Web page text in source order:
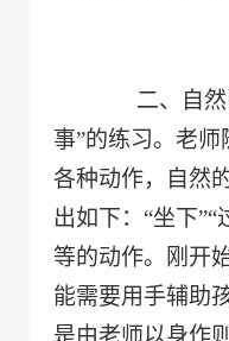
二、自然
事”的练习。老
各种动作，自然
出如下：“坐下
等的动作。刚开
能需要用手辅助
是由老师以身作